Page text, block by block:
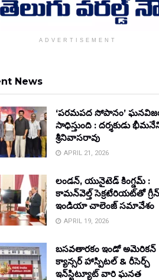
ADVERTISEMENT
News
‘పరమపద సోపానం’
సాధిస్తుంది : దర్శకుడు
శ్రీనివాసరావు
APRIL 21, 2026
లండన్, యునైటెడ్ కింగ్డమ్ :
కామన్‌వెల్త్ సెక్రటేరియట్‌తో గ్రీన్
ఇండియా చాలెంజ్ సమావేశం
APRIL 19, 2026
బసవతారకం ఇండో అమెరికన్
క్యాన్సర్ హాస్పిటల్ & రీసెర్చ్
ఇన్‌స్టిట్యూట్ వారి ఘనత